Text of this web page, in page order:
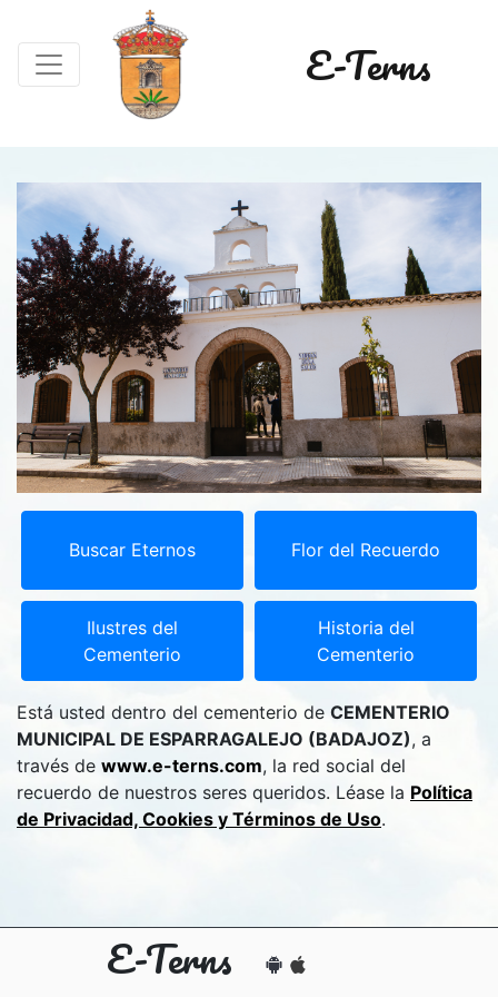
E-Terns
Buscar Eternos Flor del Recuerdo
Ilustres del
Cementerio
Historia del
Cementerio
Está usted dentro del cementerio de CEMENTERIO
MUNICIPAL DE ESPARRAGALEJO (BADAJOZ), a
través de www.e-terns.com, la red social del
recuerdo de nuestros seres queridos. Léase la Política
de Privacidad, Cookies y Términos de Uso.
E-Terns